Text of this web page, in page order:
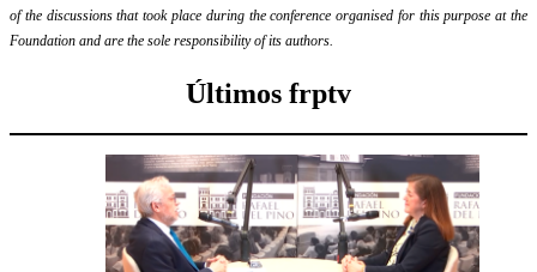
of the discussions that took place during the conference organised for this purpose at the
Foundation and are the sole responsibility of its authors.
Últimos frptv